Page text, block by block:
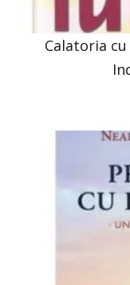
Calatoria